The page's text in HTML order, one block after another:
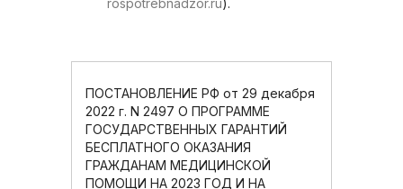
rospotrebnadzor.ru).
ПОСТАНОВЛЕНИЕ РФ от 29 декабря
2022 г. N 2497 О ПРОГРАММЕ
ГОСУДАРСТВЕННЫХ ГАРАНТИЙ
БЕСПЛАТНОГО ОКАЗАНИЯ
ГРАЖДАНАМ МЕДИЦИНСКОЙ
ПОМОЩИ НА 2023 ГОД И НА